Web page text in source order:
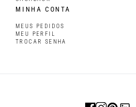
MINHA CONTA
MEUS PEDIDOS
MEU PERFIL
TROCAR SENHA